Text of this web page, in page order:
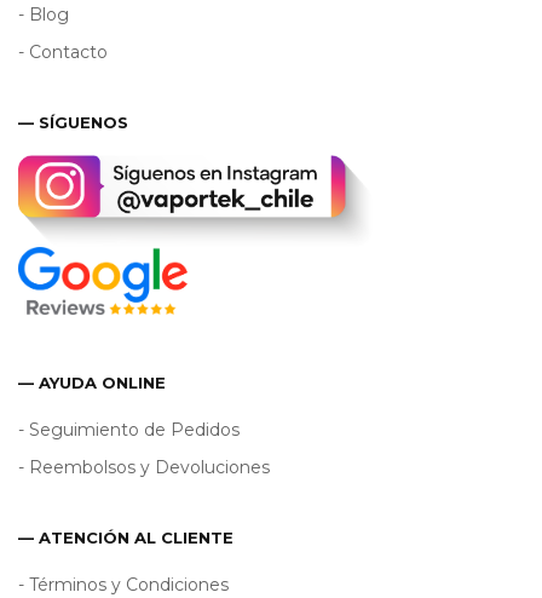
- Blog
- Contacto
— SÍGUENOS
— AYUDA ONLINE
- Seguimiento de Pedidos
- Reembolsos y Devoluciones
— ATENCIÓN AL CLIENTE
- Términos y Condiciones